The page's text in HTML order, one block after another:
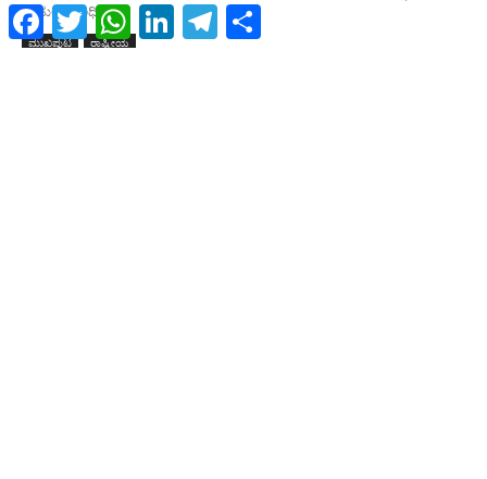
Facebook
Twitter WhatsAppLinkedInTelegram